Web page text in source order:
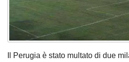
Il Perugia è stato multato di due